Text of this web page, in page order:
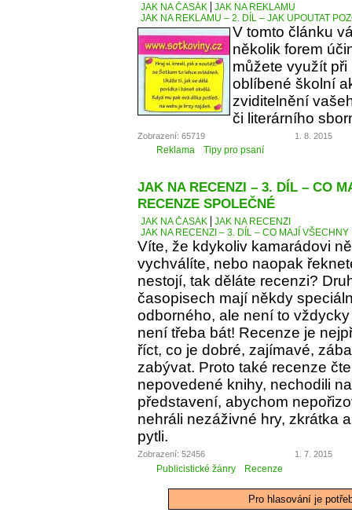
JAK NA ČASÁK
JAK NA REKLAMU
JAK NA REKLAMU – 2. DÍL – JAK UPOUTAT
V tomto článku
několik forem
můžete využít
oblíbené školní
zviditelnění
či literárního
Zobrazení: 65719 1. 8. 2015
Reklama Tipy pro psaní
JAK NA RECENZI – 3. DÍL – CO
RECENZE SPOLEČNÉ
JAK NA ČASÁK
JAK NA RECENZI
JAK NA RECENZI – 3. DÍL – CO MAJÍ
Víte, že kdykoliv kamarádovi
vychválíte, nebo naopak
nestojí, tak děláte recenzi?
časopisech mají někdy
odborného, ale není to
není třeba bát! Recenze je
říct, co je dobré, zajímavé,
zabývat. Proto také recenze
nepovedené knihy, nechodili
představení, abychom
nehráli nezáživné hry, zkrátka
pytli.
Zobrazení: 52456 1. 7. 2015
Publicistické žánry Recenze
Pro hlasování je